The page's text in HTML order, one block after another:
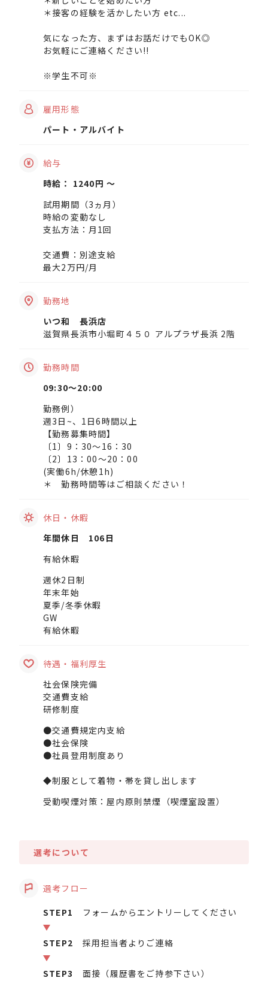
＊接客の経験を活かしたい方 etc...
気になった方、まずはお話だけでもOK◎
お気軽にご連絡ください!!
※学生不可※
雇用形態
パート・アルバイト
給与
時給： 1240円 〜
試用期間（3ヵ月）
時給の変動なし
支払方法：月1回
交通費：別途支給
最大2万円/月
勤務地
いつ和 長浜店
滋賀県長浜市小堀町４５０ アルプラザ長浜 2階
勤務時間
09:30〜20:00
勤務例）
週3日~、1日6時間以上
【勤務募集時間】
〔1〕9：30～16：30
〔2〕13：00～20：00
(実働6h/休憩1h)
＊ 勤務時間等はご相談ください！
休日・休暇
年間休日 106日
有給休暇
週休2日制
年末年始
夏季/冬季休暇
GW
有給休暇
待遇・福利厚生
社会保険完備
交通費支給
研修制度
●交通費規定内支給
●社会保険
●社員登用制度あり
◆制服として着物・帯を貸し出します
受動喫煙対策：屋内原則禁煙（喫煙室設置）
選考について
選考フロー
STEP1 フォームからエントリーしてください
STEP2 採用担当者よりご連絡
STEP3 面接（履歴書をご持参下さい）